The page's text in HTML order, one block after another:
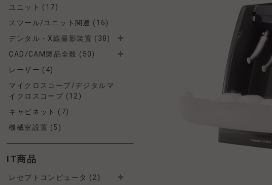
ユニット (17)
スツール/ユニット関連 (16)
デンタル・X線撮影装置 (38)
CAD/CAM製品全般 (50)
レーザー (4)
マイクロスコープ/デジタルマ
イクロスコープ (12)
キャビネット (7)
機械室設置 (5)
IT商品
レセプトコンピュータ (2)